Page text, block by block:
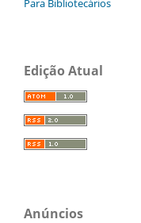
Para Bibliotecários
Edição Atual
Anúncios